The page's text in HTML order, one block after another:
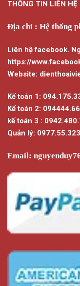
THÔNG TIN LIÊN HỆ
Địa chỉ : Hệ thống
Liên hệ facebook.
https://
Website:
Kế toán 1:
Kế toán 2:
kế toán 3 :
Quản lý:
Email: